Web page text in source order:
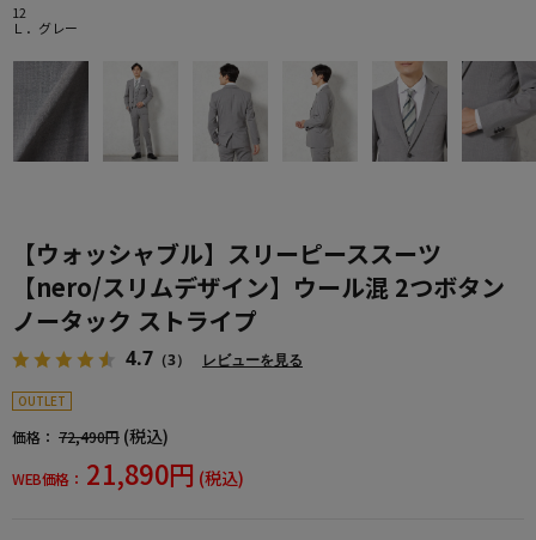
12
Ｌ．グレー
【ウォッシャブル】スリーピーススーツ
【nero/スリムデザイン】ウール混 2つボタン
ノータック ストライプ
4.7 （3） レビューを見る
OUTLET
価格： 72,490円 (税込)
WEB価格： 21,890円 (税込)